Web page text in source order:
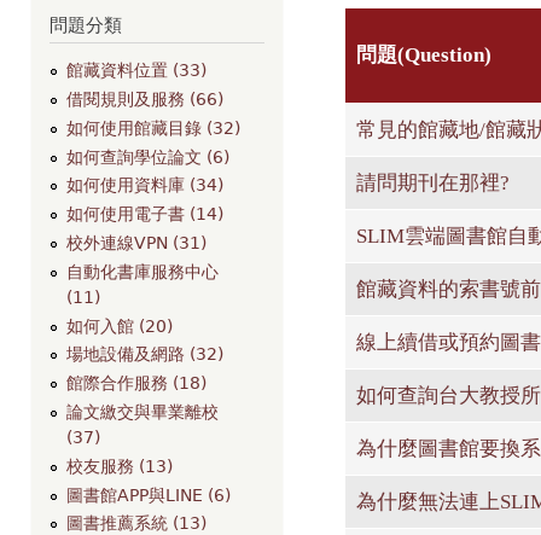
問題分類
館藏資料位置 (33)
借閱規則及服務 (66)
如何使用館藏目錄 (32)
如何查詢學位論文 (6)
如何使用資料庫 (34)
如何使用電子書 (14)
校外連線VPN (31)
自動化書庫服務中心
(11)
如何入館 (20)
場地設備及網路 (32)
館際合作服務 (18)
論文繳交與畢業離校
(37)
校友服務 (13)
圖書館APP與LINE (6)
圖書推薦系統 (13)
問題(Question)
常見的館藏地/館藏
請問期刊在那裡?
SLIM雲端圖書館自
館藏資料的索書號
線上續借或預約圖
如何查詢台大教授
為什麼圖書館要換
為什麼無法連上